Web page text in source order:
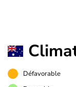
Défavorable